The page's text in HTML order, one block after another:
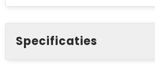
Specificaties